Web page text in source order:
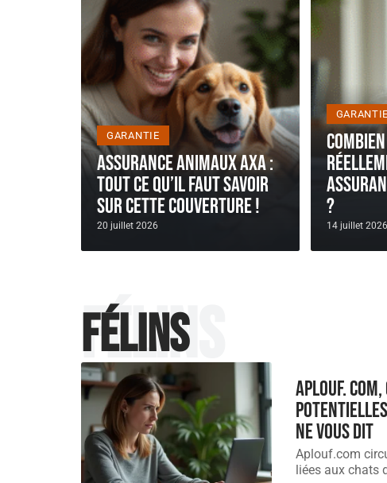
GARANTIE
Assurance animaux AXA :
tout ce qu’il faut savoir
sur cette couverture !
20 juillet 2026
GARANTIE
?
14 juillet 2026
Félins
Félins
Aplouf.
potentielles
ne vous dit
Aplouf.com
liées aux chats